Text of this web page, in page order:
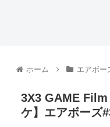
ホーム エアボー
3X3 GAME
ケ】エアボーズ